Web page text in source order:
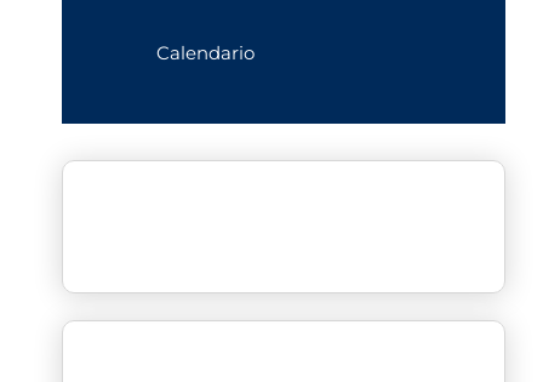
Calendario